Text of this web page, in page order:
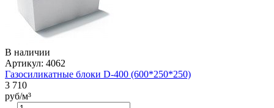
В наличии
Артикул: 4062
Газосиликатные блоки D-400 (600*250*250)
3 710
руб/м³